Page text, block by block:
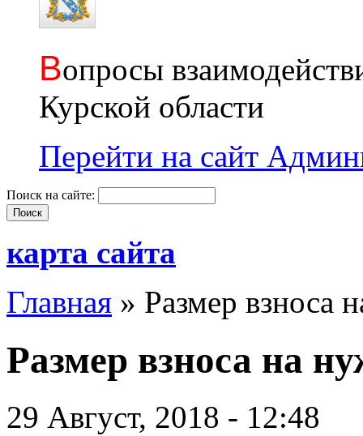
Вопросы
Курской области
Перейти на сайт
Поиск на сайте:
карта сайта
Главная » Размер
Размер взноса на
29 Август, 2018 - 12:48